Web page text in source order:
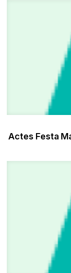
Actes Festa